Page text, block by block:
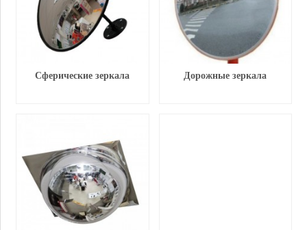
Сферические зеркала Дорожные зеркала